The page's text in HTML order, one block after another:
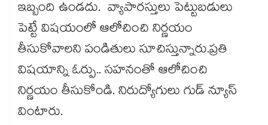
ఇబ్బంది ఉండదు. వ్యాపారస్తులు పెట్టుబడులు
పెట్టే విషయంలో ఆలోచించి నిర్ణయం
తీసుకోవాలని పండితులు సూచిస్తున్నారు.ప్రతి
విషయాన్ని ఓర్పు.. సహనంతో ఆలోచించి
నిర్ణయం తీసుకోండి. నిరుద్యోగులు గుడ్​ న్యూస్​
వింటారు.